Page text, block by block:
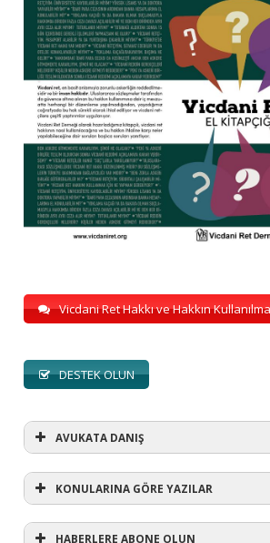
Vicdani Ret Hakkı ve Hakkın
DESTEK OLUN
AVUKATA DANIŞ
KONULARINA GÖRE YAZILAR
HABERLERE ABONE OLUN